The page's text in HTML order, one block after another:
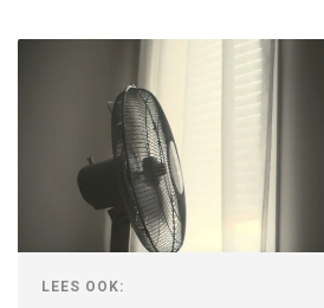
LEES OOK: